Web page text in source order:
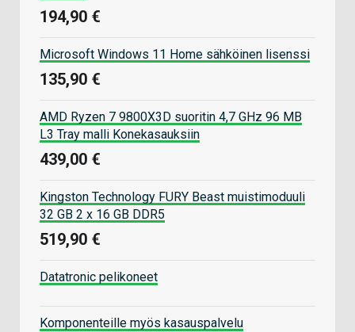
194,90 €
Microsoft Windows 11 Home sähköinen lisenssi
135,90 €
AMD Ryzen 7 9800X3D suoritin 4,7 GHz 96 MB
L3 Tray malli Konekasauksiin
439,00 €
Kingston Technology FURY Beast muistimoduuli
32 GB 2 x 16 GB DDR5
519,90 €
Datatronic pelikoneet
Komponenteille myös kasauspalvelu